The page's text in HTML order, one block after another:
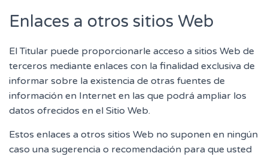
Enlaces a otros sitios Web
El Titular puede proporcionarle acceso a sitios Web de
terceros mediante enlaces con la finalidad exclusiva de
informar sobre la existencia de otras fuentes de
información en Internet en las que podrá ampliar los
datos ofrecidos en el Sitio Web.
Estos enlaces a otros sitios Web no suponen en ningún
caso una sugerencia o recomendación para que usted